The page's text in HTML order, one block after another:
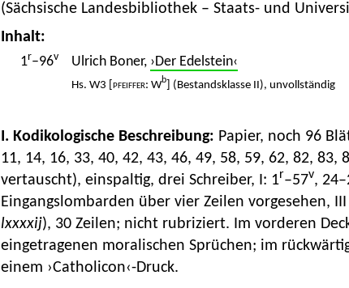
(Sächsische Landesbibliothek – Staats- und
Inhalt:
1r–96v Ulrich Boner, ›Der Edelstein‹
Hs. W3 [pfeiffer: Wb] (Bestandsklasse II), unvollständig
I. Kodikologische Beschreibung: Papier, noch 96
11, 14, 16, 33, 40, 42, 43, 46, 49, 58, 59, 62, 82,
vertauscht), einspaltig, drei Schreiber, I: 1r–57v,
Eingangslombarden über vier Zeilen vorgesehen,
lxxxxij), 30 Zeilen; nicht rubriziert. Im vorderen
eingetragenen moralischen Sprüchen; im
einem ›Catholicon‹-Druck.